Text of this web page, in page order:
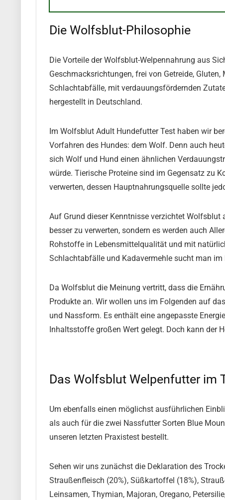
Die Wolfsblut-Philosophie
Die Vorteile der Wolfsblut-Welpennahrung aus
Geschmacksrichtungen, frei von Getreide,
Schlachtabfälle, mit verdauungsfördernden
hergestellt in Deutschland.
Im Wolfsblut Adult Hundefutter Test haben wir
Vorfahren des Hundes: dem Wolf. Denn auch
sich Wolf und Hund einen ähnlichen
würde. Tierische Proteine sind im Gegensatz zu
verwerten, dessen Hauptnahrungsquelle sollte
Auf Grund dieser Kenntnisse verzichtet
besser zu verwerten, sondern es werden auch
Rohstoffe in Lebensmittelqualität und mit
Schlachtabfälle und Kadavermehle sucht man
Da Wolfsblut die Meinung vertritt, dass die
Produkte an. Wir wollen uns im Folgenden auf
und Nassform. Es enthält eine angepasste
Inhaltsstoffe großen Wert gelegt. Doch kann der
Das Wolfsblut Welpenfutter im
Um ebenfalls einen möglichst ausführlichen
als auch für die zwei Nassfutter Sorten Blue
unseren letzten Praxistest bestellt.
Sehen wir uns zunächst die Deklaration des
Straußenfleisch (20%), Süßkartoffel (18%),
Leinsamen, Thymian, Majoran, Oregano,